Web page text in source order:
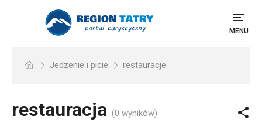
MENU
Jedzenie i picie restauracje
restauracja (0 wyników)